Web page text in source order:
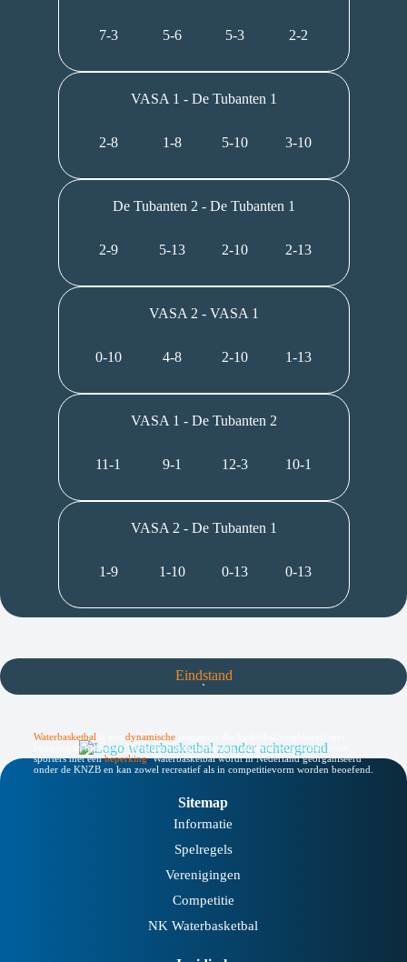
7-3 5-6 5-3 2-2
VASA 1 - De Tubanten 1
2-8 1-8 5-10 3-10
De Tubanten 2 - De Tubanten 1
2-9 5-13 2-10 2-13
VASA 2 - VASA 1
0-10 4-8 2-10 1-13
VASA 1 - De Tubanten 2
11-1 9-1 12-3 10-1
VASA 2 - De Tubanten 1
1-9 1-10 0-13 0-13
Eindstand
Waterbasketbal dynamische
bewegen in het water. De sport is laagdrempelig, inclusief en geschikt voor
sporters met een beperking.Waterbasketbal wordt in Nederland georganiseerd
onder de KNZB en kan zowel recreatief als in competitievorm worden beoefend.
Sitemap
Informatie
Spelregels
Verenigingen
Competitie
NK Waterbasketbal